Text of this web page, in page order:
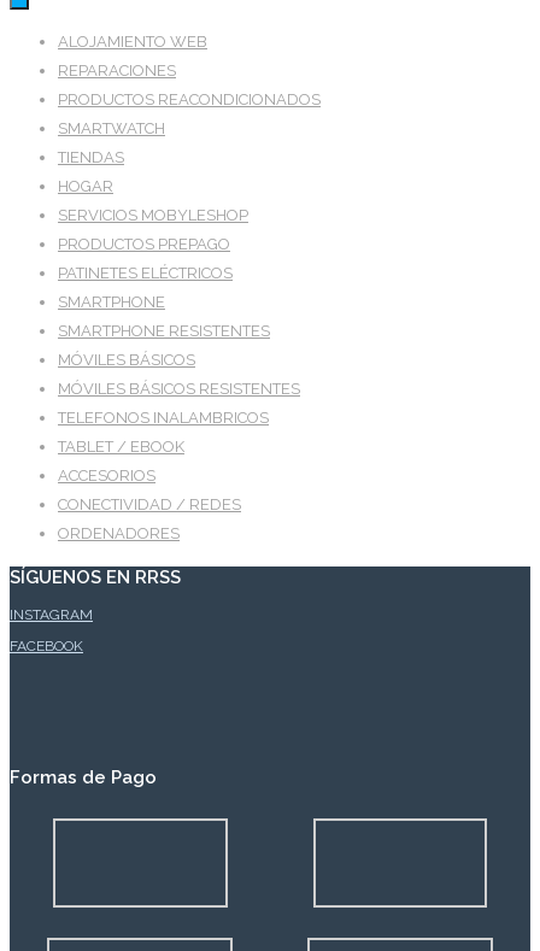
ALOJAMIENTO WEB
REPARACIONES
PRODUCTOS REACONDICIONADOS
SMARTWATCH
TIENDAS
HOGAR
SERVICIOS MOBYLESHOP
PRODUCTOS PREPAGO
PATINETES ELÉCTRICOS
SMARTPHONE
SMARTPHONE RESISTENTES
MÓVILES BÁSICOS
MÓVILES BÁSICOS RESISTENTES
TELEFONOS INALAMBRICOS
TABLET / EBOOK
ACCESORIOS
CONECTIVIDAD / REDES
ORDENADORES
SÍGUENOS EN RRSS
INSTAGRAM
FACEBOOK
Formas de Pago